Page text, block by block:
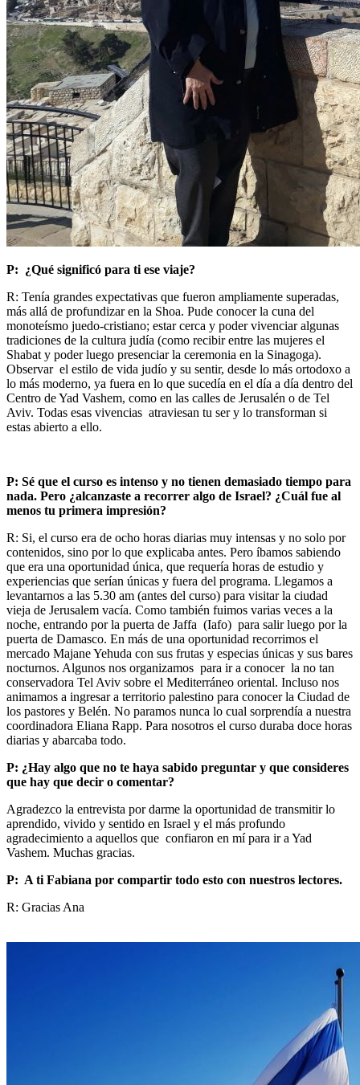
P: ¿Qué significó para ti ese viaje?
R: Tenía grandes expectativas que fueron ampliamente superadas,
más allá de profundizar en la Shoa. Pude conocer la cuna del
monoteísmo juedo-cristiano; estar cerca y poder vivenciar algunas
tradiciones de la cultura judía (como recibir entre las mujeres el
Shabat y poder luego presenciar la ceremonia en la Sinagoga).
Observar el estilo de vida judío y su sentir, desde lo más ortodoxo a
lo más moderno, ya fuera en lo que sucedía en el día a día dentro del
Centro de Yad Vashem, como en las calles de Jerusalén o de Tel
Aviv. Todas esas vivencias atraviesan tu ser y lo transforman si
estas abierto a ello.
P: Sé que el curso es intenso y no tienen demasiado tiempo para
nada. Pero ¿alcanzaste a recorrer algo de Israel? ¿Cuál fue al
menos tu primera impresión?
R: Si, el curso era de ocho horas diarias muy intensas y no solo por
contenidos, sino por lo que explicaba antes. Pero íbamos sabiendo
que era una oportunidad única, que requería horas de estudio y
experiencias que serían únicas y fuera del programa. Llegamos a
levantarnos a las 5.30 am (antes del curso) para visitar la ciudad
vieja de Jerusalem vacía. Como también fuimos varias veces a la
noche, entrando por la puerta de Jaffa (Iafo) para salir luego por la
puerta de Damasco. En más de una oportunidad recorrimos el
mercado Majane Yehuda con sus frutas y especias únicas y sus bares
nocturnos. Algunos nos organizamos para ir a conocer la no tan
conservadora Tel Aviv sobre el Mediterráneo oriental. Incluso nos
animamos a ingresar a territorio palestino para conocer la Ciudad de
los pastores y Belén. No paramos nunca lo cual sorprendía a nuestra
coordinadora Eliana Rapp. Para nosotros el curso duraba doce horas
diarias y abarcaba todo.
P: ¿Hay algo que no te haya sabido preguntar y que consideres
que hay que decir o comentar?
Agradezco la entrevista por darme la oportunidad de transmitir lo
aprendido, vivido y sentido en Israel y el más profundo
agradecimiento a aquellos que confiaron en mí para ir a Yad
Vashem. Muchas gracias.
P: A ti Fabiana por compartir todo esto con nuestros lectores.
R: Gracias Ana